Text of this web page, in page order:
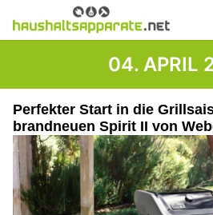
04. APRIL
Perfekter Start in die
brandneuen Spirit II von